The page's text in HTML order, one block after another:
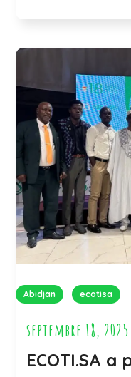
Abidjan ecotisa
septembre 18, 2025
ECOTI.SA